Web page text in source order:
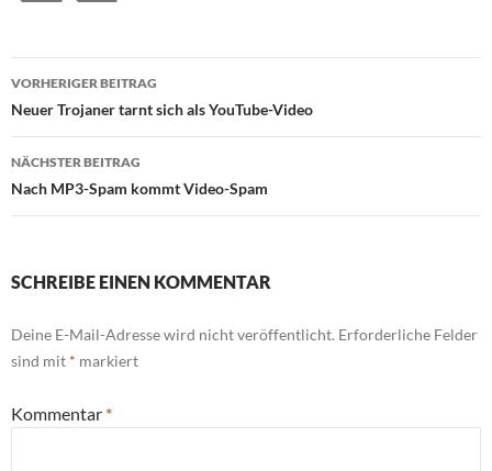
Beitragsnavigation
VORHERIGER BEITRAG
Neuer Trojaner tarnt sich als YouTube-Video
NÄCHSTER BEITRAG
Nach MP3-Spam kommt Video-Spam
SCHREIBE EINEN KOMMENTAR
Deine E-Mail-Adresse wird nicht veröffentlicht. Erforderliche Felder
sind mit * markiert
Kommentar *